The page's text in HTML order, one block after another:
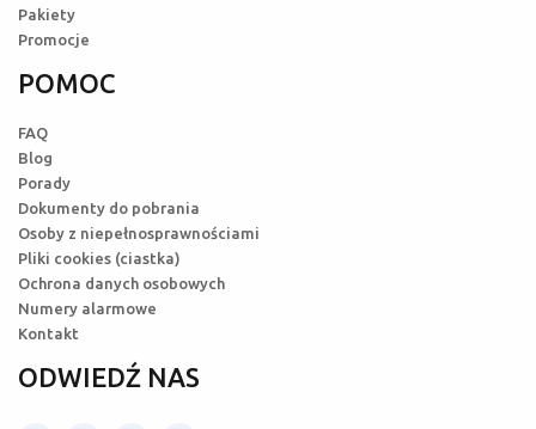
Pakiety
Promocje
POMOC
FAQ
Blog
Porady
Dokumenty do pobrania
Osoby z niepełnosprawnościami
Pliki cookies (ciastka)
Ochrona danych osobowych
Numery alarmowe
Kontakt
ODWIEDŹ NAS